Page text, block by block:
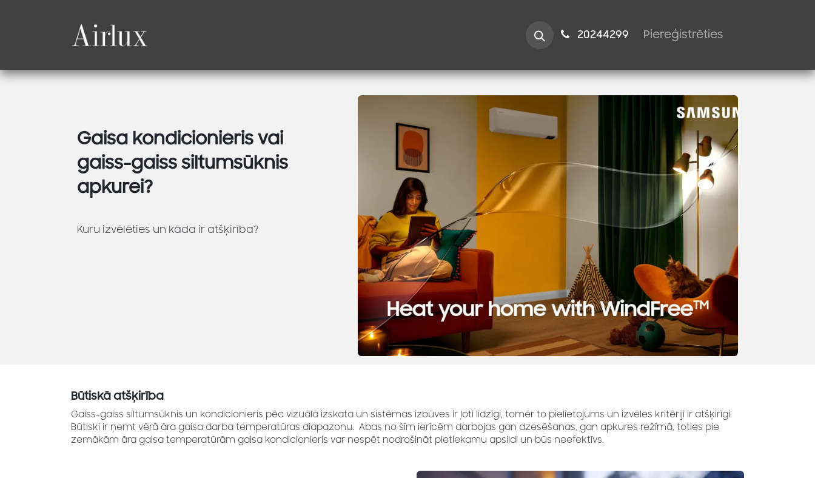
Speciālistiem 2024​​4299 Piereģistrēties
Gaisa kondicionieris vai
gaiss-gaiss siltumsūknis
apkurei?
Kuru izvēlēties un kāda ir atšķirība?
Būtiskā atšķirība
Gaiss-gaiss siltumsūknis un kondicionieris pēc vizuālā izskata un sistēmas izbūves ir ļoti līdzīgi, tomēr to pielietojums un izvēles kritēriji ir atšķirīgi.
Būtiski ir ņemt vērā āra gaisa darba temperatūras diapazonu. Abas no šīm ierīcēm darbojas gan dzesēšanas, gan apkures režīmā, toties pie
zemākām āra gaisa temperatūrām gaisa kondicionieris var nespēt nodrošināt pietiekamu apsildi un būs neefektīvs.